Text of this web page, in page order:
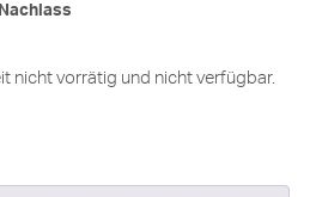
nicht vorrätig und nicht verfügbar.